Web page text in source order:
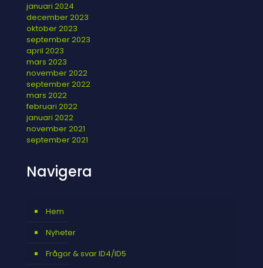
januari 2024
december 2023
oktober 2023
september 2023
april 2023
mars 2023
november 2022
september 2022
mars 2022
februari 2022
januari 2022
november 2021
september 2021
Navigera
Hem
Nyheter
Frågor & svar ID4/ID5